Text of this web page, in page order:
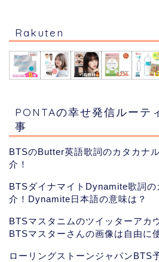
Rakuten
PONTAの幸せ発信ルーテ
事
BTSのButter英語歌詞のカタカナ
介！
BTSダイナマイトDynamite歌詞の
介！Dynamite日本語の意味は？
BTSマスタニムのツイッターアカ
BTSマスターさんの画像は自由に
ローリングストーンジャパンBTS